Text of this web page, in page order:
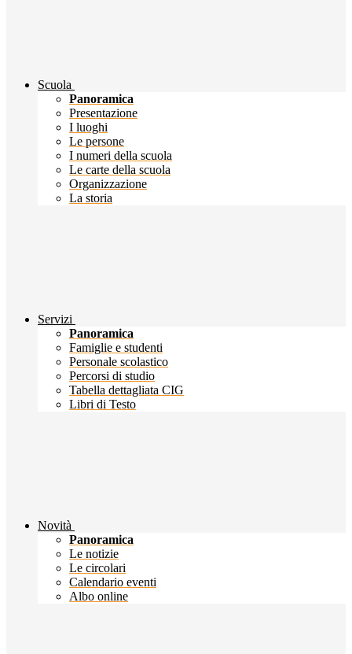
Scuola
Panoramica
Presentazione
I luoghi
Le persone
I numeri della scuola
Le carte della scuola
Organizzazione
La storia
Servizi
Panoramica
Famiglie e studenti
Personale scolastico
Percorsi di studio
Tabella dettagliata CIG
Libri di Testo
Novità
Panoramica
Le notizie
Le circolari
Calendario eventi
Albo online